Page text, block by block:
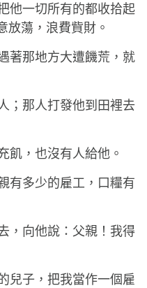
他一切所有的都收拾起
放蕩，浪費貲財。
著那地方大遭饑荒，就
；那人打發他到田裡去
飢，也沒有人給他。
有多少的雇工，口糧有
，向他說：父親！我得
兒子，把我當作一個雇